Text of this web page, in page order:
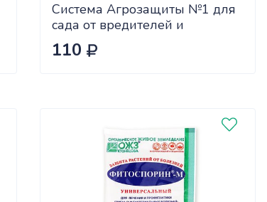
Система Агрозащиты №1 для
сада от вредителей и
болезней (ранняя весна)
(48шт)
110